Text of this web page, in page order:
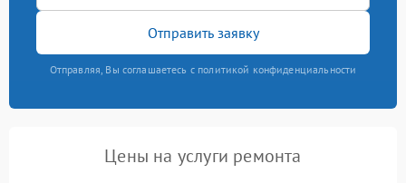
Отправить заявку
Отправляя, Вы соглашаетесь с политикой конфиденциальности
Цены на услуги ремонта